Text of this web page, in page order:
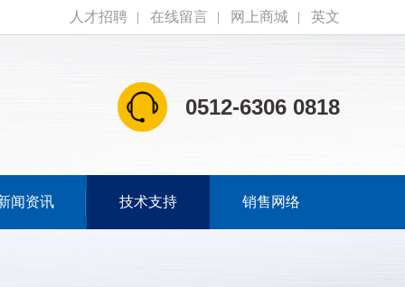
人才招聘 | 在线留言 | 网上商城 | 英文
0512-6306 0818
闻资讯 技术支持 销售网络